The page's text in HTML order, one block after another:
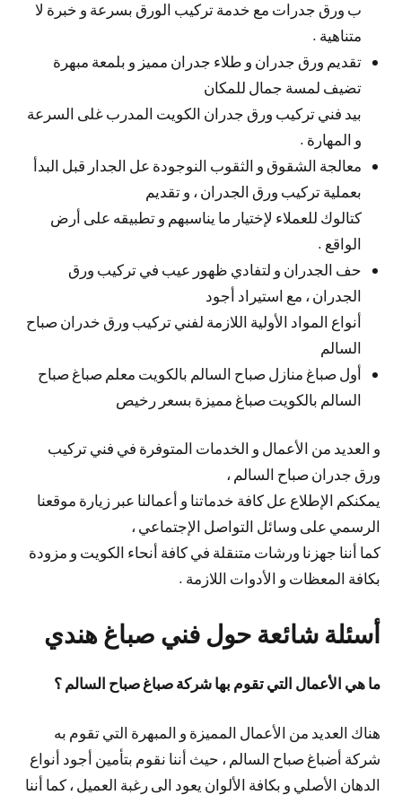
ب ورق جدرات مع خدمة تركيب الورق بسرعة و خبرة لا
متناهية .
تقديم ورق جدران و طلاء جدران مميز و بلمعة مبهرة
تضيف لمسة جمال للمكان
بيد فني تركيب ورق جدران الكويت المدرب غلى السرعة
و المهارة .
معالجة الشقوق و الثقوب النوجودة عل الجدار قبل البدأ
بعملية تركيب ورق الجدران ، و تقديم
كتالوك للعملاء لإختيار ما يناسبهم و تطبيقه على أرض
الواقع .
حف الجدران و لتفادي ظهور عيب في تركيب ورق
الجدران ، مع استيراد أجود
أنواع المواد الأولية اللازمة لفني تركيب ورق خدران صباح
السالم
أول صباغ منازل صباح السالم بالكويت معلم صباغ صباح
السالم بالكويت صباغ مميزة بسعر رخيص
و العديد من الأعمال و الخدمات المتوفرة في فني تركيب
ورق جدران صباح السالم ،
يمكنكم الإطلاع عل كافة خدماتنا و أعمالنا عبر زيارة موقعنا
الرسمي على وسائل التواصل الإجتماعي ،
كما أننا جهزنا ورشات متنقلة في كافة أنحاء الكويت و مزودة
بكافة المعظات و الأدوات اللازمة .
أسئلة شائعة حول فني صباغ هندي
ما هي الأعمال التي تقوم بها شركة صباغ صباح السالم ؟
هناك العديد من الأعمال المميزة و المبهرة التي تقوم به
شركة أضباغ صباح السالم ، حيث أننا نقوم بتأمين أجود أنواع
الدهان الأصلي و بكافة الألوان يعود الى رغبة العميل ، كما أننا